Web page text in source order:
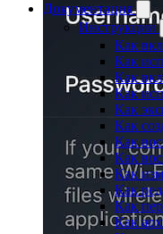
Документация
Инструкции
Как
Как
Как
Как
Как
Как
Как
Как
Как
Как
Как
Как